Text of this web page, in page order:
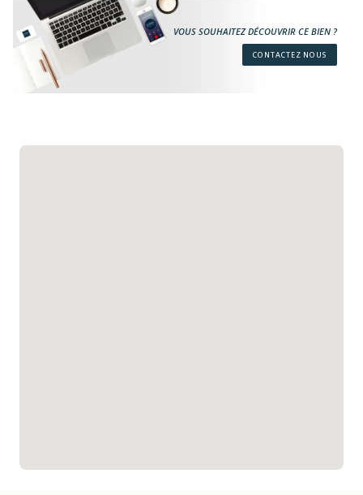
VOUS SOUHAITEZ DÉCOUVRIR CE BIEN ?
CONTACTEZ NOUS